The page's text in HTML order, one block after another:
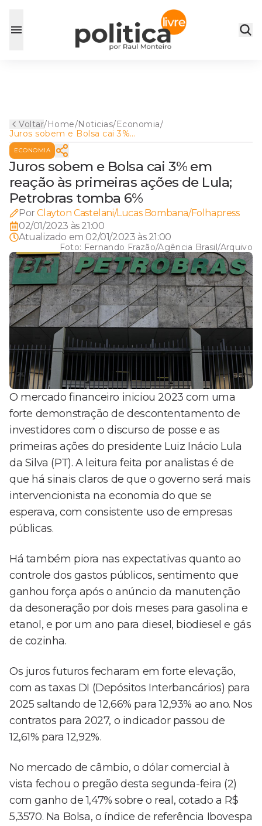
Voltar/Home/Noticias/Economia/
Juros sobem e Bolsa cai 3%
em reação às primeiras ações
de Lula; Petrobras tomba 6%
ECONOMIA
Juros sobem e Bolsa cai 3% em
reação às primeiras ações de Lula;
Petrobras tomba 6%
Por Clayton Castelani/Lucas Bombana/Folhapress
02/01/2023 às 21:00
Atualizado em 02/01/2023 às 21:00
Foto: Fernando Frazão/Agência Brasil/Arquivo
O mercado financeiro iniciou 2023 com uma
forte demonstração de descontentamento de
investidores com o discurso de posse e as
primeiras ações do presidente Luiz Inácio Lula
da Silva (PT). A leitura feita por analistas é de
que há sinais claros de que o governo será mais
intervencionista na economia do que se
esperava, com consistente uso de empresas
públicas.
Há também piora nas expectativas quanto ao
controle dos gastos públicos, sentimento que
ganhou força após o anúncio da manutenção
da desoneração por dois meses para gasolina e
etanol, e por um ano para diesel, biodiesel e gás
de cozinha.
Os juros futuros fecharam em forte elevação,
com as taxas DI (Depósitos Interbancários) para
2025 saltando de 12,66% para 12,93% ao ano. Nos
contratos para 2027, o indicador passou de
12,61% para 12,92%.
No mercado de câmbio, o dólar comercial à
vista fechou o pregão desta segunda-feira (2)
com ganho de 1,47% sobre o real, cotado a R$
5,3570. Na Bolsa, o índice de referência Ibovespa